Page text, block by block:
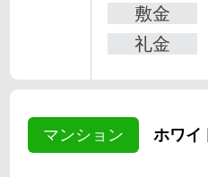
敷金
礼金
マンション ホワイ